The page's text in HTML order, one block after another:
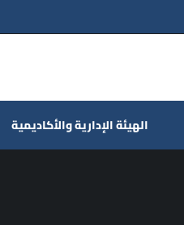
الهيئة الإدارية والأكاديمية